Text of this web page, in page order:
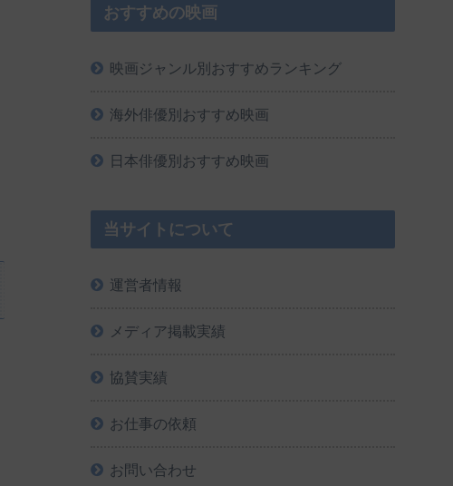
おすすめの映画
映画ジャンル別おすすめランキング
海外俳優別おすすめ映画
日本俳優別おすすめ映画
当サイトについて
運営者情報
メディア掲載実績
協賛実績
お仕事の依頼
お問い合わせ